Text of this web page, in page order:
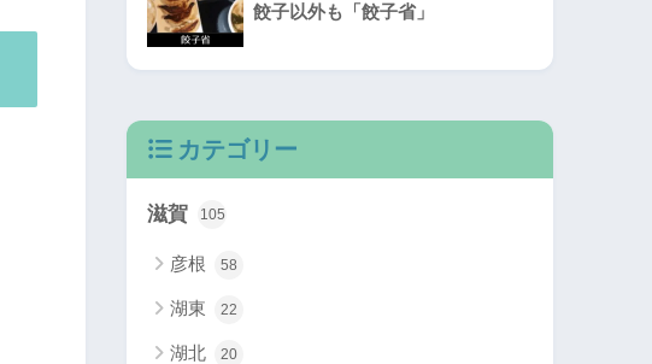
餃子以外も「餃子省」
カテゴリー
滋賀 105
彦根 58
湖東 22
湖北 20